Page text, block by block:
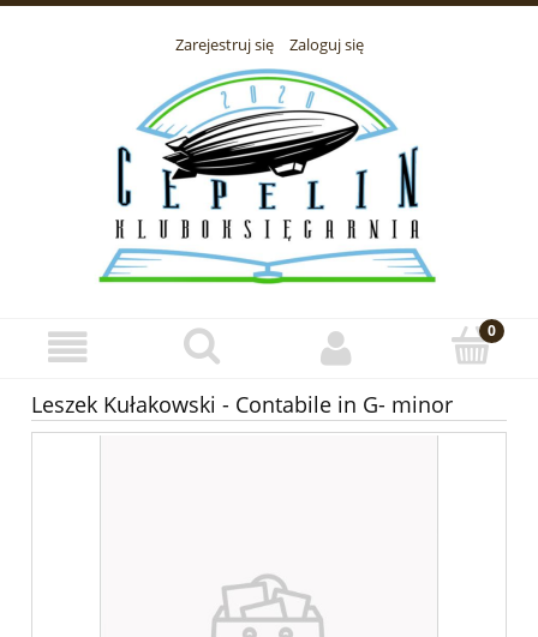
Zarejestruj się Zaloguj się
Leszek Kułakowski - Contabile in G- minor